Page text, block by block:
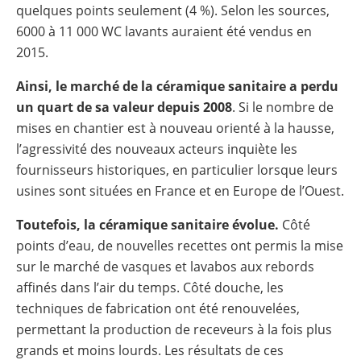
quelques points seulement (4 %). Selon les sources,
6000 à 11 000 WC lavants auraient été vendus en
2015.
Ainsi, le marché de la céramique sanitaire a perdu
un quart de sa valeur depuis 2008. Si le nombre de
mises en chantier est à nouveau orienté à la hausse,
l’agressivité des nouveaux acteurs inquiète les
fournisseurs historiques, en particulier lorsque leurs
usines sont situées en France et en Europe de l’Ouest.
Toutefois, la céramique sanitaire évolue. Côté
points d’eau, de nouvelles recettes ont permis la mise
sur le marché de vasques et lavabos aux rebords
affinés dans l’air du temps. Côté douche, les
techniques de fabrication ont été renouvelées,
permettant la production de receveurs à la fois plus
grands et moins lourds. Les résultats de ces